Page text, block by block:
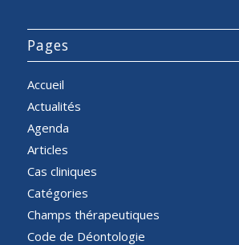
Pages
Accueil
Actualités
Agenda
Articles
Cas cliniques
Catégories
Champs thérapeutiques
Code de Déontologie